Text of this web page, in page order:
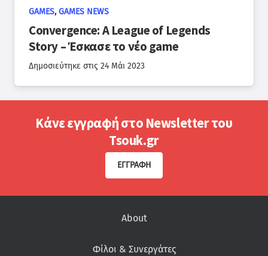
GAMES,GAMES NEWS
Convergence: A League of Legends
Story – Έσκασε το νέο game
Δημοσιεύτηκε στις 24 Μάι 2023
Κάνε εγγραφή στο Newsletter του
Tsouk.gr
ΕΓΓΡΑΦΉ
About
Φίλοι & Συνεργάτες